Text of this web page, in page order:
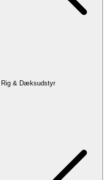
Rig & Dæksudstyr